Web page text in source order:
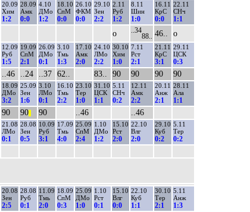
20.09
Хим
1:2
28.09
Амк
0:0
4.10
ДМо
1:2
18.10
СпМ
0:0
26.10
ФКМ
0:0
29.10
Зен
2:2
2.11
Руб
1:2
8.11
Шин
1:0
16.11
КрС
0:0
22.11
СНч
1:1
о ..34
88.. 46.. о
12.09
Руб
1:5
19.09
СпМ
2:1
26.09
ДМо
0:1
3.10
Тмь
1:3
17.10
Амк
2:0
24.10
ЛМо
2:2
30.10
Хим
1:0
7.11
Рст
2:1
21.11
КрС
3:1
29.11
ЦСК
0:3
..46 ..24 ..37 62.. 83.. 90 90 90 90
18.09
ДМо
3:2
25.09
Зен
1:6
3.10
ЛМо
0:1
16.10
Тмь
2:2
23.10
Тер
1:0
31.10
ЦСК
1:1
5.11
СНч
0:2
12.11
Амк
2:2
20.11
Анж
2:1
28.11
Ала
1:1
90 90 90 ..46 ..46
21.08
ЛМо
0:1
28.08
Зен
0:5
10.09
Руб
3:1
17.09
Тмь
4:0
25.09
СпМ
2:4
1.10
ДМо
1:2
15.10
Рст
2:0
22.10
Влг
2:0
29.10
Куб
0:2
5.11
Тер
0:2
20.08
Зен
2:5
28.08
Руб
0:1
11.09
Тмь
2:0
18.09
СпМ
0:3
25.09
ДМо
1:0
1.10
Рст
0:1
15.10
Влг
0:0
22.10
Куб
1:1
30.10
Тер
2:1
5.11
Анж
1:3